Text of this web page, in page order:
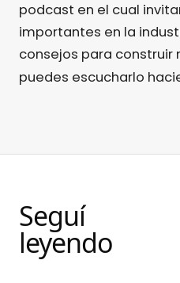
podcast en el cual
importantes en la
consejos para construir
puedes escucharlo
Seguí
leyendo